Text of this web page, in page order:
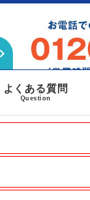
よくある質問
Question